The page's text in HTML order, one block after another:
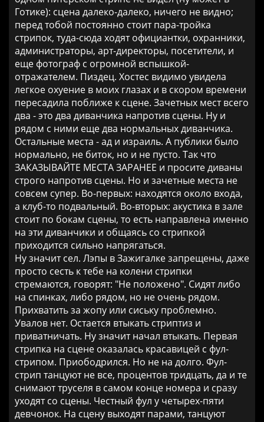
Готике): сцена далеко-далеко, ничего не видно;
перед тобой постоянно стоит пара-тройка
стрипок, туда-сюда ходят официантки, охранники,
администраторы, арт-директоры, посетители, и
еще фотограф с огромной вспышкой-
отражателем. Пиздец. Хостес видимо увидела
легкое охуение в моих глазах и в скором времени
пересадила поближе к сцене. Зачетных мест всего
два - это два диванчика напротив сцены. Ну и
рядом с ними еще два нормальных диванчика.
Остальные места - ад и израиль. А публики было
нормально, не биток, но и не пусто. Так что
ЗАКАЗЫВАЙТЕ МЕСТА ЗАРАНЕЕ и просите диваны
строго напротив сцены. Но и зачетные места не
совсем супер. Во-первых: находятся около входа,
а клуб-то подвальный. Во-вторых: акустика в зале
стоит по бокам сцены, то есть направлена именно
на эти диванчики и общаясь со стрипкой
приходится сильно напрягаться.
Ну значит сел. Лэпы в Зажигалке запрещены, даже
просто сесть к тебе на колени стрипки
стремаются, говорят: "Не положено". Сидят либо
на спинках, либо рядом, но не очень рядом.
Прихватить за жопу или сиську проблемно.
Увалов нет. Остается втыкать стриптиз и
приватничать. Ну значит начал втыкать. Первая
стрипка на сцене оказалась красавицей с фул-
стрипом. Приободрился. Но не на долго. Фул-
стрип танцуют не все, процентов тридцать, да и те
снимают труселя в самом конце номера и сразу
уходят со сцены. Честный фул у четырех-пяти
девчонок. На сцену выходят парами, танцуют